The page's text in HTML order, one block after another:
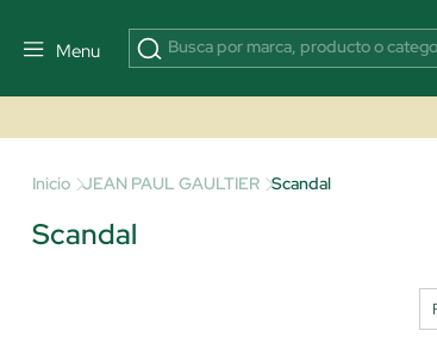
Menu
Inicio JEAN PAUL GAULTIER Scandal
Scandal